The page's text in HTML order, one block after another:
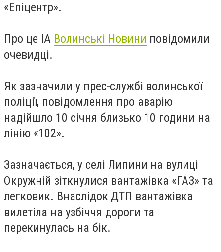
«Епіцентр».
Про це ІА Волинські Новини повідомили
очевидці.
Як зазначили у прес-службі волинської
поліції, повідомлення про аварію
надійшло 10 січня близько 10 години на
лінію «102».
Зазначається, у селі Липини на вулиці
Окружній зіткнулися вантажівка «ГАЗ» та
легковик. Внаслідок ДТП вантажівка
вилетіла на узбіччя дороги та
перекинулась на бік.